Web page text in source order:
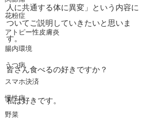
花粉症
アトピー性皮膚炎
腸内環境
うつ病
スマホ決済
慢性病
野菜
人に共通する体に異変」という内容に
ついてご説明していきたいと思いま
す。
皆さん食べるの好きですか？
私は好きです。